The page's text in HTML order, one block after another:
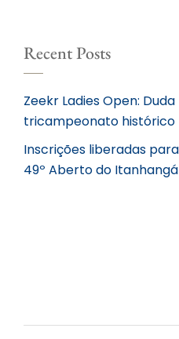
Recent Posts
Zeekr Ladies Open:
tricampeonato histórico
Inscrições liberadas
49º Aberto do Itanhangá